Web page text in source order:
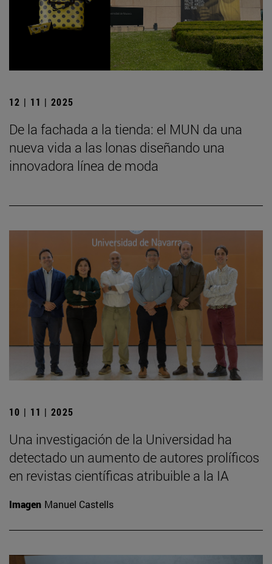
12 | 11 | 2025
De la fachada a la tienda: el MUN da una
nueva vida a las lonas diseñando una
innovadora línea de moda
10 | 11 | 2025
Una investigación de la Universidad ha
detectado un aumento de autores prolíficos
en revistas científicas atribuible a la IA
Imagen Manuel Castells